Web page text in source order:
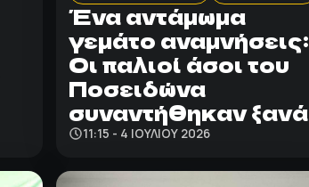
Ένα αντάμωμα
γεμάτο αναμνήσεις:
Οι παλιοί άσοι του
Ποσειδώνα
συναντήθηκαν ξανά
11:15 - 4 ΙΟΥΛΊΟΥ 2026